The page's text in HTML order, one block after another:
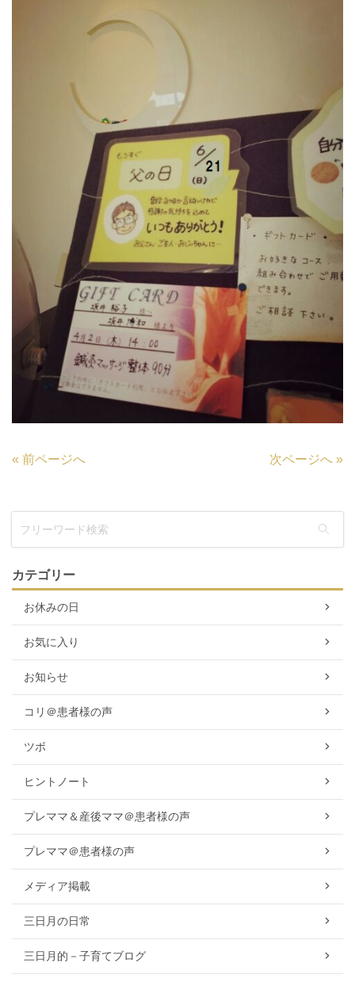
« 前ページへ 次ページへ »
カテゴリー
お休みの日
お気に入り
お知らせ
コリ＠患者様の声
ツボ
ヒントノート
プレママ＆産後ママ＠患者様の声
プレママ＠患者様の声
メディア掲載
三日月の日常
三日月的－子育てブログ